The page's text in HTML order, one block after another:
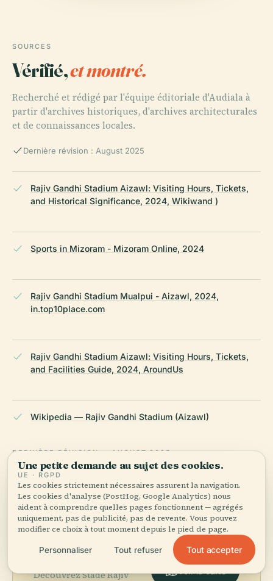
SOURCES
Vérifié,et montré.
Recherché et rédigé par l'équipe éditoriale d'Audiala à
partir d'archives historiques, d'archives architecturales
et de connaissances locales.
Dernière révision : August 2025
Rajiv Gandhi Stadium Aizawl: Visiting Hours, Tickets,
and Historical Significance, 2024, Wikiwand )
Sports in Mizoram - Mizoram Online, 2024
Rajiv Gandhi Stadium Mualpui - Aizawl, 2024,
in.top10place.com
Rajiv Gandhi Stadium Aizawl: Visiting Hours, Tickets,
and Facilities Guide, 2024, AroundUs
Wikipedia — Rajiv Gandhi Stadium (Aizawl)
DERNIÈRE RÉVISION : AUGUST 2025
Recherché à partir de Wikidata, Wikipédia et de sources
officielles · vérifié ·Comment nous créons nos guides →
Explorer les
environs
Découvrez Stade Rajiv Voir la carte
Une petite demande au sujet des cookies.
UE · RGPD
Les cookies strictement nécessaires assurent la navigation.
Les cookies d'analyse (PostHog, Google Analytics) nous
aident à comprendre quelles pages fonctionnent — agrégés
uniquement, pas de publicité, pas de revente. Vous pouvez
modifier ce choix à tout moment depuis le pied de page.
Personnaliser Tout refuser Tout accepter